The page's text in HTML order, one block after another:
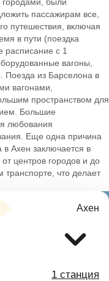
пассажирам все,
путешествия, включая
в пути (поездка
расписание с 1
вагоны,
Поезда из Барселона в
вагонами,
пространством для
Большие
любования
Еще одна причина
в Ахен заключается в
центров городов и до
что делает
Ахен
1 станция